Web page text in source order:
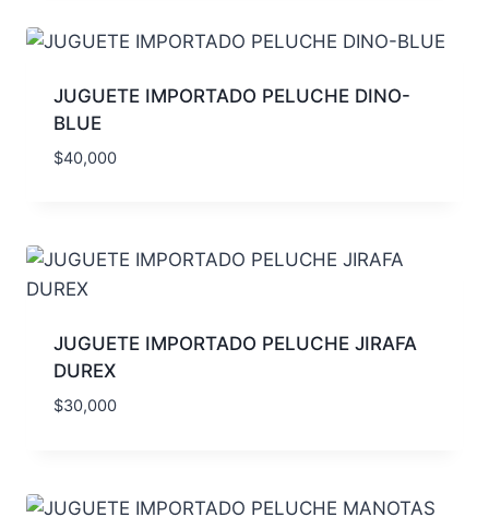
JUGUETE IMPORTADO PELUCHE DINO-
BLUE
$40,000
JUGUETE IMPORTADO PELUCHE JIRAFA
DUREX
$30,000